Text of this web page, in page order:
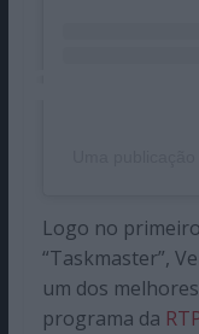
Logo no
“Taskmaster”,
um dos
programa da